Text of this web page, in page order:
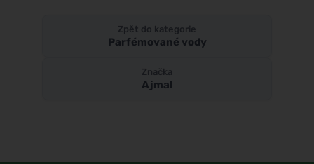
Zpět do kategorie
Parfémované vody
Značka
Ajmal